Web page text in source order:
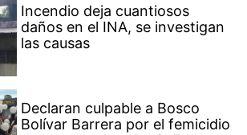
daños en el INA, se investigan
las causas
Bolívar Barrera por el femicidio
de la educadora Doris Franco